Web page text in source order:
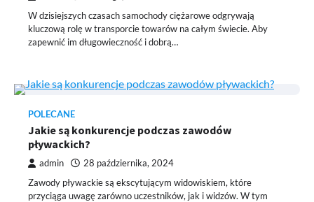
W dzisiejszych czasach samochody ciężarowe odgrywają
kluczową rolę w transporcie towarów na całym świecie. Aby
zapewnić im długowieczność i dobrą…
POLECANE
Jakie są konkurencje podczas zawodów
pływackich?
admin 28 października, 2024
Zawody pływackie są ekscytującym widowiskiem, które
przyciąga uwagę zarówno uczestników, jak i widzów. W tym